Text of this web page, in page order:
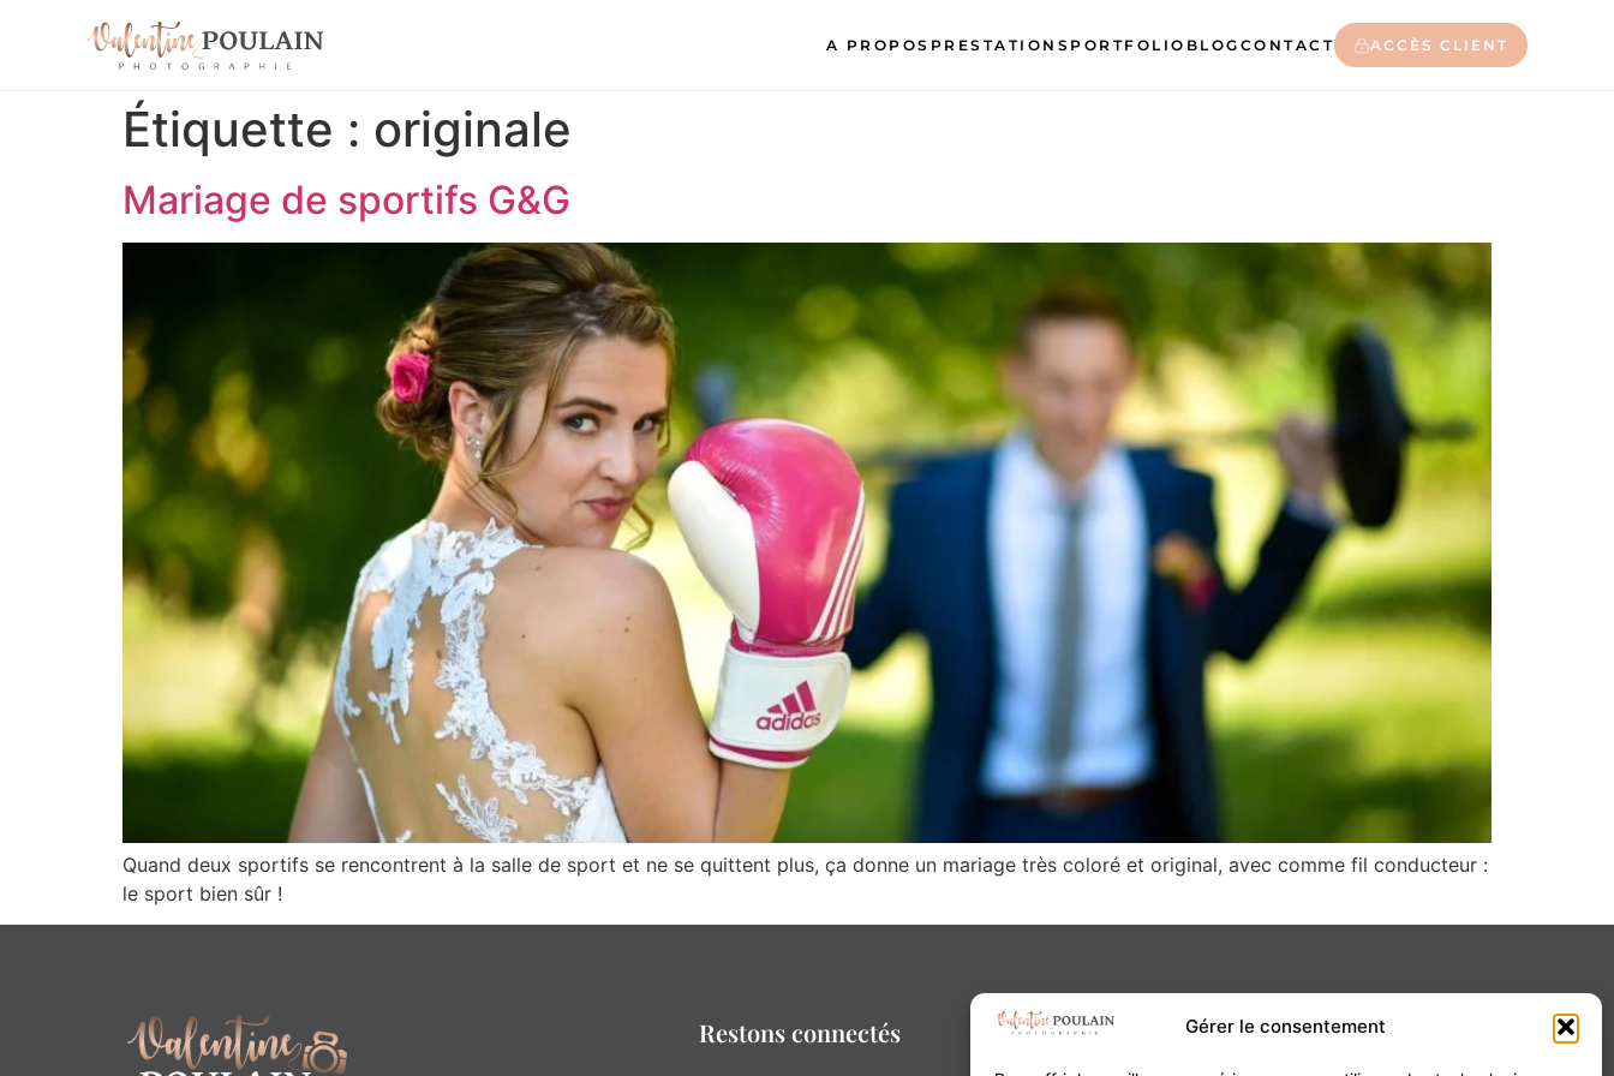
Gérer le consentement
A PROPOS PRESTATIONS PORTFOLIO BLOG CONTACT ACCÈS CLIENT
Étiquette : originale
Mariage de sportifs G&G
Quand deux sportifs se rencontrent à la salle de sport et ne se quittent plus, ça donne un mariage très coloré et original, avec comme fil conducteur :
le sport bien sûr !
Restons connectés Contact